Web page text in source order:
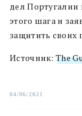
дел Португалии
этого шага и
защитить своих
Источник: The
04/06/2021